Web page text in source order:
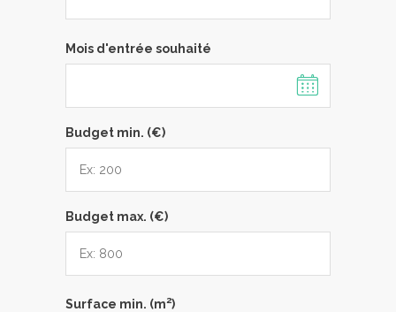
Mois d'entrée souhaité
Budget min. (€)
Budget max. (€)
Surface min. (m2)